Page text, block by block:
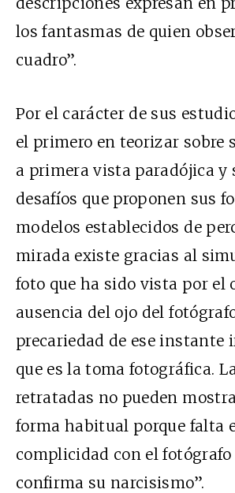
los fantasmas de quien
cuadro”.
Por el carácter de sus
el primero en teorizar sobre
a primera vista paradójica y
desafíos que proponen sus
modelos establecidos de
mirada existe gracias al
foto que ha sido vista por el
ausencia del ojo del
precariedad de ese instante
que es la toma fotográfica.
retratadas no pueden
forma habitual porque falta
complicidad con el fotógrafo
confirma su narcisismo”.